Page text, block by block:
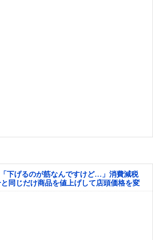
「下げるのが筋なんですけど…」消費減税
同じだけ商品を値上げして店頭価格を変